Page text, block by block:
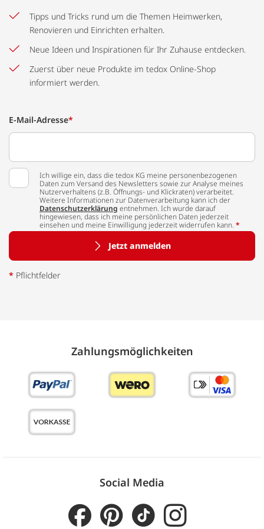
Tipps und Tricks rund um die Themen Heimwerken,
Renovieren und Einrichten erhalten.
Neue Ideen und Inspirationen für Ihr Zuhause entdecken.
Zuerst über neue Produkte im tedox Online-Shop
informiert werden.
E-Mail-Adresse*
Ich willige ein, dass die tedox KG meine personenbezogenen
Daten zum Versand des Newsletters sowie zur Analyse meines
Nutzerverhaltens (z.B. Öffnungs- und Klickraten) verarbeitet.
Weitere Informationen zur Datenverarbeitung kann ich der
Datenschutzerklärung entnehmen. Ich wurde darauf
hingewiesen, dass ich meine persönlichen Daten jederzeit
einsehen und meine Einwilligung jederzeit widerrufen kann. *
Jetzt anmelden
* Pflichtfelder
Zahlungs­möglich­keiten
Social Media